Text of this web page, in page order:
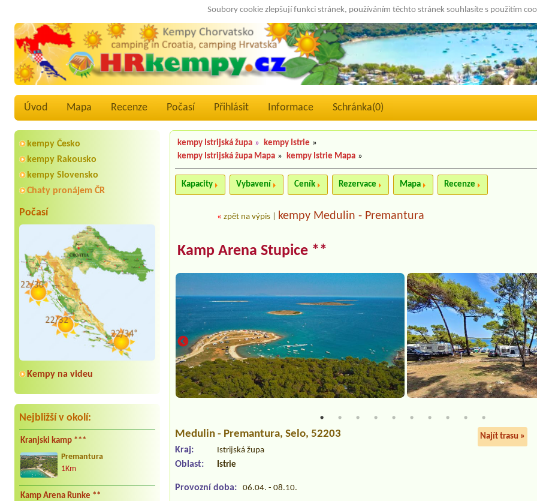
Soubory cookie zlepšují funkci stránek, používáním těchto stránek souhlasíte s použitím
Úvod Mapa Recenze Počasí Přihlásit Informace Schránka(0)
kempy Česko
kempy Rakousko
kempy Slovensko
Chaty pronájem ČR
Počasí
Kempy na videu
Nejbližší v okolí:
Kranjski kamp ***
Premantura
1Km
Kamp Arena Runke **
kempy Istrijská župa » kempy Istrie »
kempy Istrijská župa Mapa » kempy Istrie Mapa »
Kapacity Vybavení Ceník Rezervace Mapa Recenze
«zpět na výpis kempy Medulin - Premantura
Kamp Arena Stupice **
Medulin - Premantura, Selo, 52203 Najít trasu »
Kraj: Istrijská župa
Oblast: Istrie
Provozní doba: 06.04. - 08.10.